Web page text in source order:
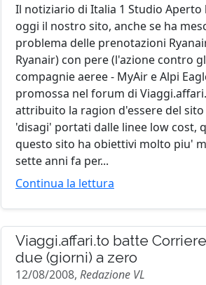
Il notiziario di Italia 1 Studio Aperto
oggi il nostro sito, anche se ha
problema delle prenotazioni
Ryanair) con pere (l'azione contro
compagnie aeree - MyAir e Alpi
promossa nel forum di
attribuito la ragion d'essere del
'disagi' portati dalle linee low cost,
questo sito ha obiettivi molto piu'
sette anni fa per...
Continua la lettura
Viaggi.affari.to batte
due (giorni) a zero
12/08/2008, Redazione VL